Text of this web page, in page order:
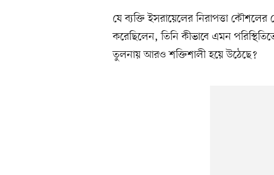
যে ব্যক্তি ইসরায়েলের নিরাপত্তা কৌশলের
করেছিলেন, তিনি কীভাবে এমন
তুলনায় আরও শক্তিশালী হয়ে উঠেছে?